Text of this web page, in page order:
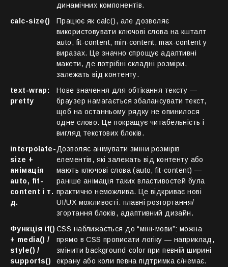
динамічних компонентів.
calc-size()
Працює як calc(), але дозволяє
використовувати ключові слова на кшталт
auto, fit-content, min-content, max-content у
виразах. Це значно спрощує адаптивні
макети, де потрібні складні розміри,
залежать від контенту.
text-wrap:
pretty
Нове значення для обтікання тексту —
браузер намагається збалансувати текст,
щоб на останньому рядку не опинилося
одне слово. Це покращує читабельність і
вигляд текстових блоків.
interpolate-
size +
анімація
auto, fit-
content і т.
д.
Дозволяє анімувати зміни розмірів
елементів, які залежать від контенту або
мають ключові слова (auto, fit-content) —
раніше анімація таких властивостей була
практично неможлива. Це відкриває нові
UI/UX можливості: плавні розгортання/
згортання блоків, адаптивний дизайн.
Функція if()
+ media() /
style() /
supports()
CSS наближається до “міні-мови”: можна
прямо в CSS прописати логіку — наприклад,
змінити background-color при певній ширині
екрану або коли певна підтримка є/немає.